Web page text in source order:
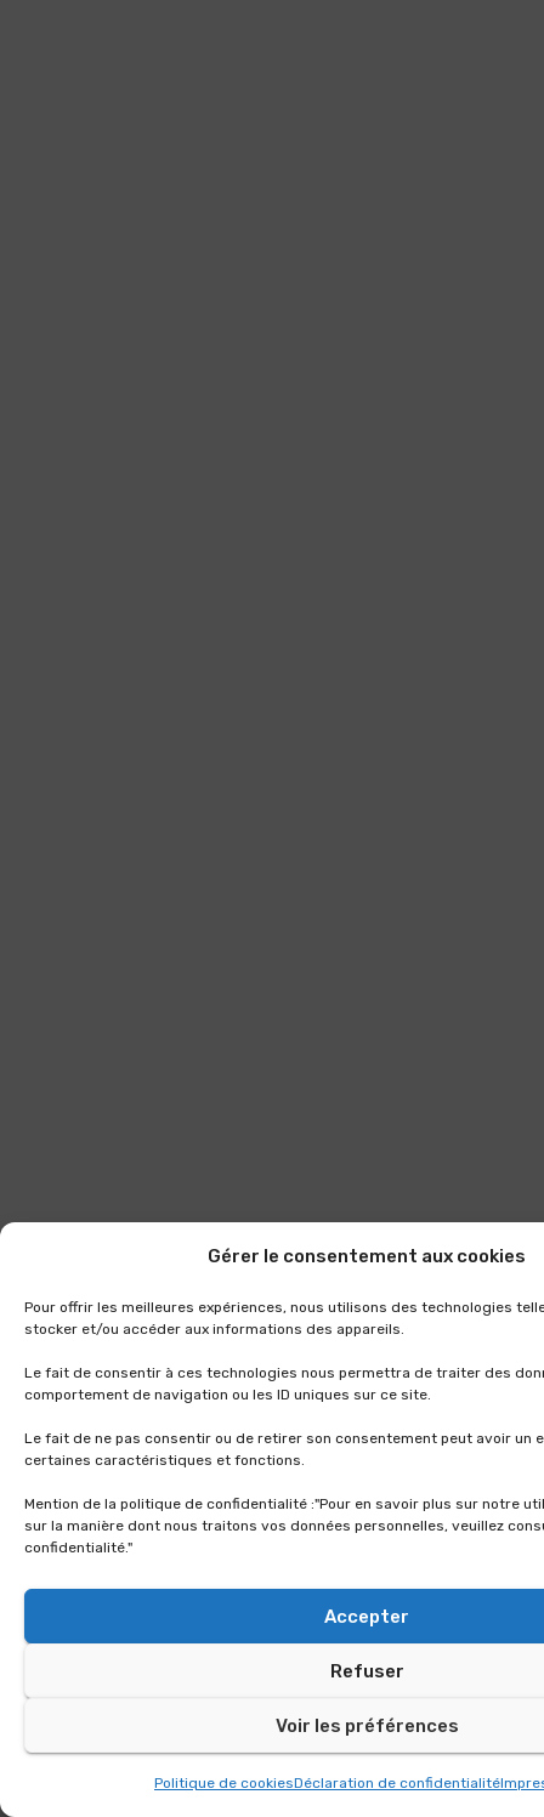
Gérer le consentement aux cookies
Pour offrir les meilleures expériences, nous utilisons des technologies
stocker et/ou accéder aux informations des appareils.
Le fait de consentir à ces technologies nous permettra de traiter des
comportement de navigation ou les ID uniques sur ce site.
Le fait de ne pas consentir ou de retirer son consentement peut avoir un
certaines caractéristiques et fonctions.
Mention de la politique de confidentialité :"Pour en savoir plus sur notre
sur la manière dont nous traitons vos données personnelles, veuillez
confidentialité."
Accepter
Refuser
Voir les préférences
Politique de cookiesDéclaration de confidentialité